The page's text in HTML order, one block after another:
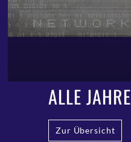
ALLE
Zur Übersicht